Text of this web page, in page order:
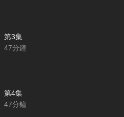
第3集
47分鐘
第4集
47分鐘